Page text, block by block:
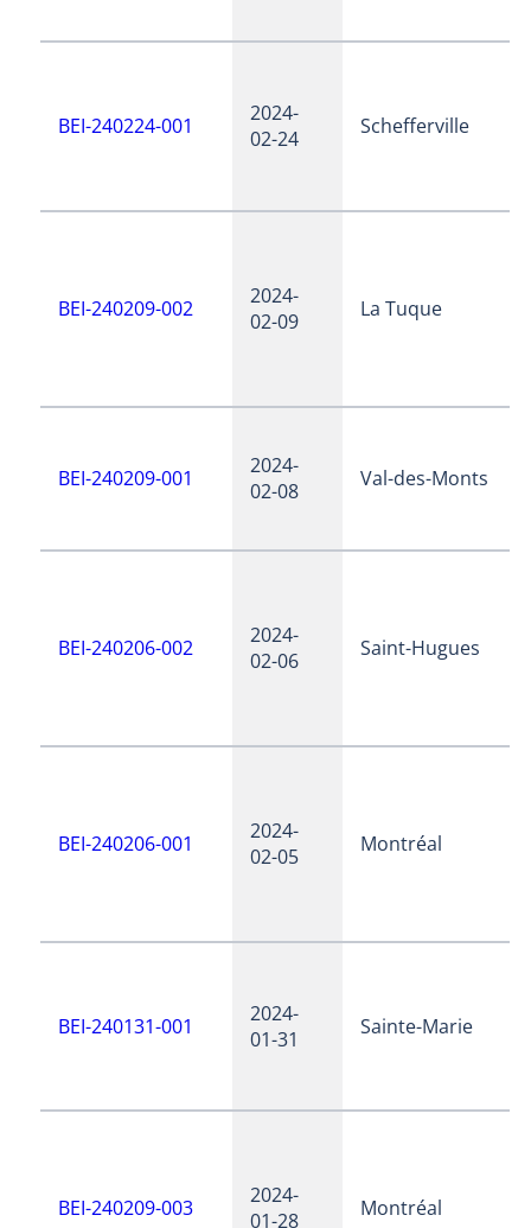
BEI-240224-001
2024-
02-24
Schefferville
BEI-240209-002
2024-
02-09
La Tuque
BEI-240209-001
2024-
02-08
Val-des-Monts
BEI-240206-002
2024-
02-06
Saint-Hugues
BEI-240206-001
2024-
02-05
Montréal
BEI-240131-001
2024-
01-31
Sainte-Marie
BEI-240209-003
2024-
01-28
Montréal